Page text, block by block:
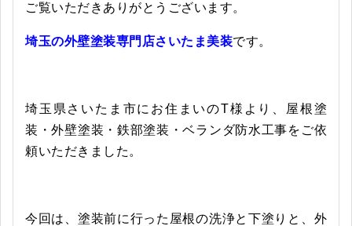
ご覧いただきありがとうございます。
埼玉の外壁塗装専門店さいたま美装です。
埼玉県さいたま市にお住まいのT様より、屋根塗
装・外壁塗装・鉄部塗装・ベランダ防水工事をご依
頼いただきました。
今回は、塗装前に行った屋根の洗浄と下塗りと、外